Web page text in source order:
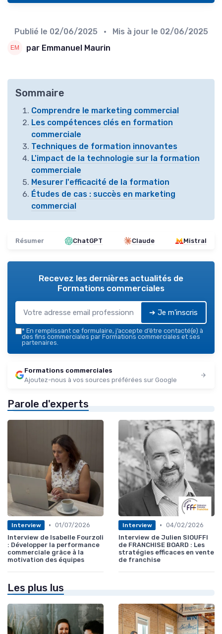
Publié le 02/06/2025 • Mis à jour le 02/06/2025
par Emmanuel Maurin
Sommaire
Comprendre le marketing commercial
Les compétences clés en formation
commerciale
Techniques de formation innovantes
L'impact de la technologie sur la formation
commerciale
Mesurer l'efficacité de la formation
Études de cas : succès en marketing
commercial
Résumer ChatGPT Claude Mistral
Recevez les dernières actualités de
Formations commerciales
➔ Je m'inscris
* En remplissant ce formulaire, j’accepte d’être contacté(e) à
des fins commerciales par Formations commerciales et ses
partenaires.
Formations commerciales
Ajoutez-nous à vos sources préférées sur Google
Parole d'experts
Interview • 01/07/2026
Interview de Isabelle Fourzoli
: Développer la performance
commerciale grâce à la
motivation des équipes
Interview • 04/02/2026
Interview de Julien SIOUFFI
de FRANCHISE BOARD : Les
stratégies efficaces en vente
de franchise
Les plus lus